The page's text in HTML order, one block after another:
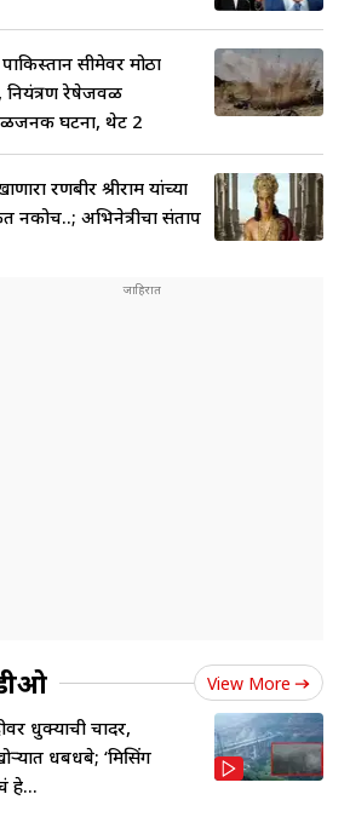
सीमेवर मोठा
नियंत्रण रेषेजवळ
घटना, थेट 2
रणबीर श्रीराम यांच्या
नकोच..; अभिनेत्रीचा संताप
View More
धुक्याची चादर,
धबधबे; ‘मिसिंग
हे...